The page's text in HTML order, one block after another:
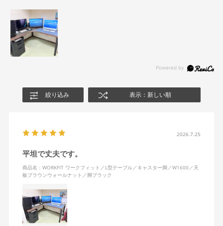
絞り込み 表示：新しい順
2026.7.25
平坦で丈夫です。
商品名：WORKFIT ワークフィット／L型テーブル／キャスター脚／W1600／天
板ブラウンウォールナット／脚ブラック